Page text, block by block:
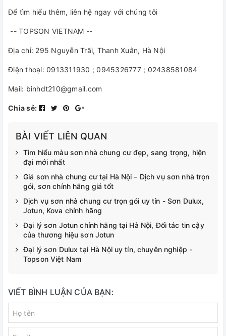
Để tìm hiểu thêm, liên hệ ngay với chúng tôi
-- TOPSON VIETNAM --
Địa chỉ: 295 Nguyễn Trãi, Thanh Xuân, Hà Nội
Điện thoại: 0913311930 ; 0945326777 ; 02438581084
Mail: binhdt210@gmail.com
Chia sẻ:
BÀI VIẾT LIÊN QUAN
Tìm hiểu màu sơn nhà chung cư đẹp, sang trọng, hiện
đại mới nhất
Giá sơn nhà chung cư tại Hà Nội – Dịch vụ sơn nhà trọn
gói, sơn chính hãng giá tốt
Dịch vụ sơn nhà chung cư trọn gói uy tín - Sơn Dulux,
Jotun, Kova chính hãng
Đại lý sơn Jotun chính hãng tại Hà Nội, Đối tác tin cậy
của thương hiệu sơn Jotun
Đại lý sơn Dulux tại Hà Nội uy tín, chuyên nghiệp -
Topson Việt Nam
VIẾT BÌNH LUẬN CỦA BẠN: